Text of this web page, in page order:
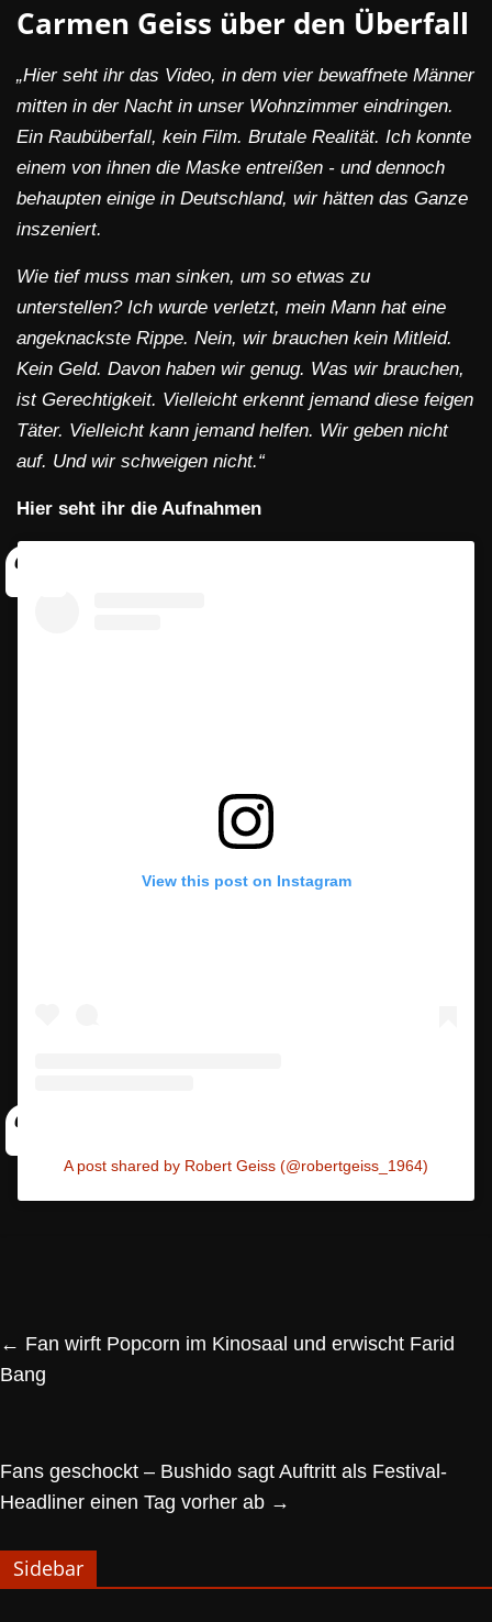
Carmen Geiss über den Überfall
„Hier seht ihr das Video, in dem vier bewaffnete Männer
mitten in der Nacht in unser Wohnzimmer eindringen.
Ein Raubüberfall, kein Film. Brutale Realität. Ich konnte
einem von ihnen die Maske entreißen - und dennoch
behaupten einige in Deutschland, wir hätten das Ganze
inszeniert.
Wie tief muss man sinken, um so etwas zu
unterstellen? Ich wurde verletzt, mein Mann hat eine
angeknackste Rippe. Nein, wir brauchen kein Mitleid.
Kein Geld. Davon haben wir genug. Was wir brauchen,
ist Gerechtigkeit. Vielleicht erkennt jemand diese feigen
Täter. Vielleicht kann jemand helfen. Wir geben nicht
auf. Und wir schweigen nicht.“
Hier seht ihr die Aufnahmen
View this post on Instagram
A post shared by Robert Geiss (@robertgeiss_1964)
← Fan wirft Popcorn im Kinosaal und erwischt Farid
Bang
Fans geschockt – Bushido sagt Auftritt als Festival-
Headliner einen Tag vorher ab →
Sidebar